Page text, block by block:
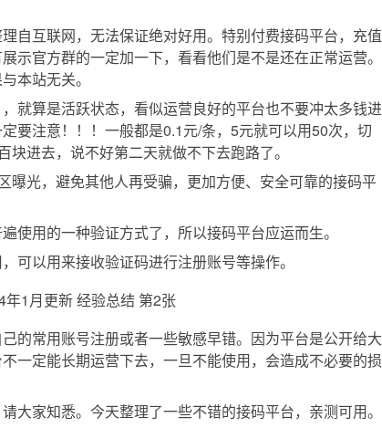
自互联网，无法保证绝对好用。特别付费接码平台，充值
示官方群的一定加一下，看看他们是不是还在正常运营。
本站无关。
就算是活跃状态，看似运营良好的平台也不要冲太多钱进
定要注意！！！一般都是0.1元/条，5元就可以用50次，切
块进去，说不好第二天就做不下去跑路了。
曝光，避免其他人再受骗，更加方便、安全可靠的接码平
使用的一种验证方式了，所以接码平台应运而生。
可以用来接收验证码进行注册账号等操作。
的常用账号注册或者一些敏感早错。因为平台是公开给大
一定能长期运营下去，一旦不能使用，会造成不必要的损
大家知悉。今天整理了一些不错的接码平台，亲测可用。